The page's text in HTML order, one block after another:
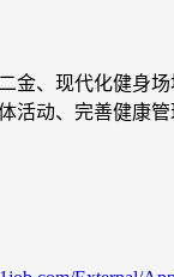
金、现代化健身
活动、完善健康